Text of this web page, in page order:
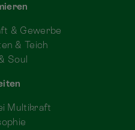
& Gewerbe
& Teich
Soul
Multikraft